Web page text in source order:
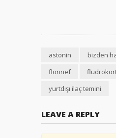
astonin
bizden
florinef
yurtdışı ilaç temini
LEAVE A REPLY